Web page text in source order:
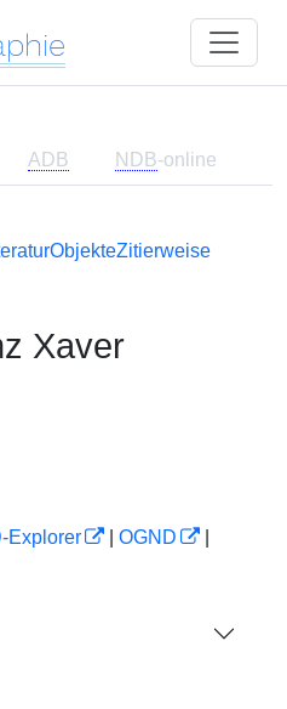
ADB NDB-online
ObjekteZitierweise
Xaver
Explorer OGND